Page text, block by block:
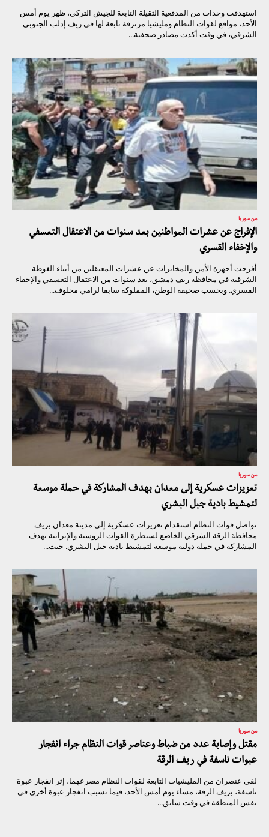
استهدفت وحدات من المدفعية الثقيلة التابعة للجيش التركي، ظهر يوم أمس
الأحد، مواقع لقوات النظام ومليشيا مرتزقة تابعة لها في ريف إدلب الجنوبي
الشرقي، في وقت أكدت مصادر صحفية...
من سوريا
الإفراج عن عشرات المواطنين بعد سنوات من الاعتقال التعسفي
والإخفاء القسري
أفرجت أجهزة الأمن والمخابرات عن عشرات المعتقلين من أبناء الغوطة
الشرقية في محافظة ريف دمشق، بعد سنوات من الاعتقال التعسفي والإخفاء
القسري. وبحسب صحيفة الوطن، المملوكة سابقا لرامي مخلوف...
من سوريا
تعزيزات عسكرية إلى معدان بهدف المشاركة في حملة موسعة
لتمشيط بادية جبل البشري
تواصل قوات النظام استقدام تعزيزات عسكرية إلى مدينة معدان بريف
محافظة الرقة الشرقي الخاضع لسيطرة القوات الروسية والإيرانية بهدف
المشاركة في حملة دولية موسعة لتمشيط بادية جبل البشري. حيث...
من سوريا
مقتل وإصابة عدد من ضباط وعناصر قوات النظام جراء انفجار
عبوات ناسفة في ريف الرقة
لقي عنصران من المليشيات التابعة لقوات النظام مصرعهما، إثر انفجار عبوة
ناسفة، بريف الرقة، مساء يوم أمس الأحد، فيما تسبب انفجار عبوة أخرى في
نفس المنطقة في وقت سابق...